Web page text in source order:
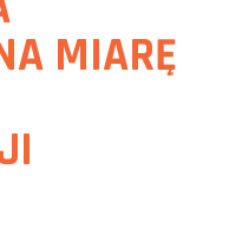
MIARĘ